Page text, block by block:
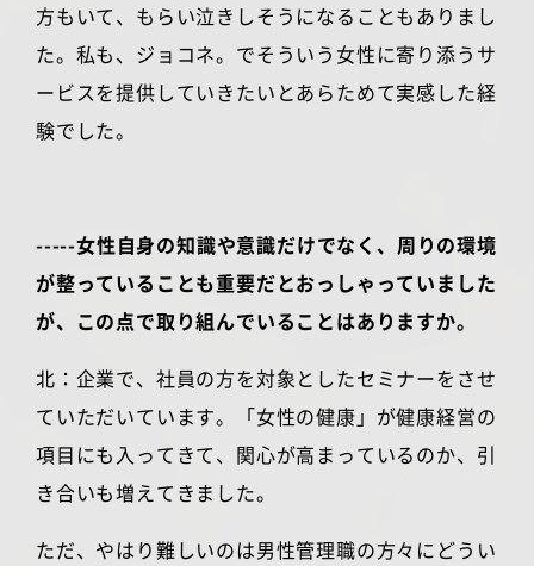
方もいて、もらい泣きしそうになることもありまし
た。私も、ジョコネ。でそういう女性に寄り添うサ
ービスを提供していきたいとあらためて実感した経
験でした。
-----女性自身の知識や意識だけでなく、周りの環境
が整っていることも重要だとおっしゃっていました
が、この点で取り組んでいることはありますか。
北：企業で、社員の方を対象としたセミナーをさせ
ていただいています。「女性の健康」が健康経営の
項目にも入ってきて、関心が高まっているのか、引
き合いも増えてきました。
ただ、やはり難しいのは男性管理職の方々にどうい